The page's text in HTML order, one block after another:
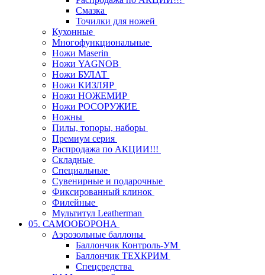
Смазка
Точилки для ножей
Кухонные
Многофункциональные
Ножи Maserin
Ножи YAGNOB
Ножи БУЛАТ
Ножи КИЗЛЯР
Ножи НОЖЕМИР
Ножи РОСОРУЖИЕ
Ножны
Пилы, топоры, наборы
Премиум серия
Распродажа по АКЦИИ!!!
Складные
Специальные
Сувенирные и подарочные
Фиксированный клинок
Филейные
Мультитул Leatherman
05. САМООБОРОНА
Аэрозольные баллоны
Баллончик Контроль-УМ
Баллончик ТЕХКРИМ
Спецсредства